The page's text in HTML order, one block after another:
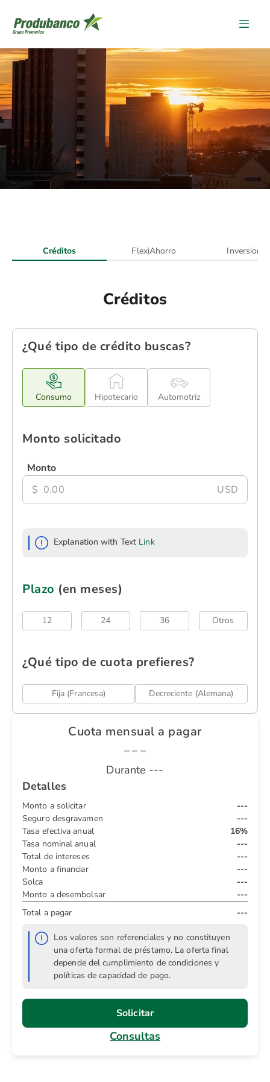
Contenido
Créditos FlexiAhorro Inversiones
Créditos
¿Qué tipo de crédito buscas?
Consumo Hipotecario Automotriz
Monto solicitado
Monto
$
USD
Explanation with Text Link
Plazo (en meses)
12 24 36 Otros
¿Qué tipo de cuota prefieres?
Fija (Francesa) Decreciente (Alemana)
Cuota mensual a pagar
---
Durante ---
Detalles
Monto a solicitar
---
Seguro desgravamen
---
Tasa efectiva anual
16%
Tasa nominal anual
---
Total de intereses
---
Monto a financiar
---
Solca
---
Monto a desembolsar
---
Total a pagar
---
Los valores son referenciales y no constituyen
una oferta formal de préstamo. La oferta final
depende del cumplimiento de condiciones y
políticas de capacidad de pago.
Solicitar
Consultas